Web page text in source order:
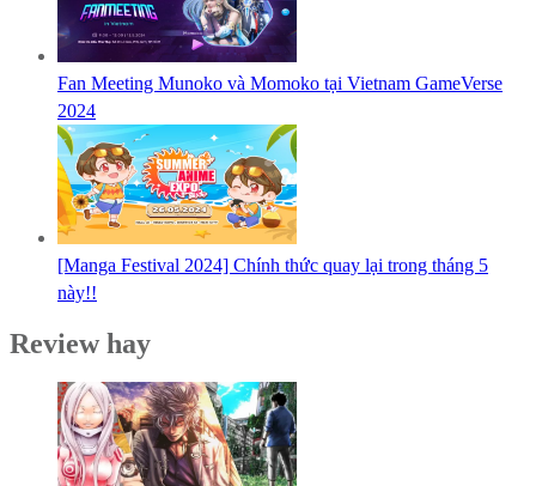
Fan Meeting Munoko và Momoko tại Vietnam GameVerse
2024
[Manga Festival 2024] Chính thức quay lại trong tháng 5
này!!
Review hay